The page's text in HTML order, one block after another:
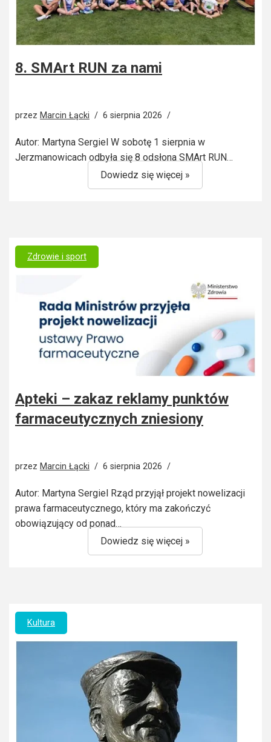
8. SMArt RUN za nami
przez Marcin Łącki 6 sierpnia 2026
Autor: Martyna Sergiel W sobotę 1 sierpnia w
Jerzmanowicach odbyła się 8 odsłona SMArt RUN…
Dowiedz się więcej »
Apteki – zakaz reklamy punktów
farmaceutycznych zniesiony
przez Marcin Łącki 6 sierpnia 2026
Zdrowie i sport
Autor: Martyna Sergiel Rząd przyjął projekt nowelizacji
prawa farmaceutycznego, który ma zakończyć
obowiązujący od ponad…
Dowiedz się więcej »
Kultura